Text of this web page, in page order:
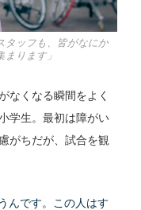
タッフも、皆がなにか
ります」
なくなる瞬間をよく
学生。最初は障がい
がちだが、試合を観
んです。この人はす